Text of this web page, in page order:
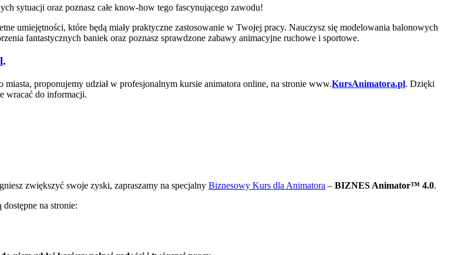
sytuacji oraz poznasz całe know-how tego fascynującego zawodu!
umiejętności, które będą miały praktyczne zastosowanie w Twojej pracy. Nauczysz się modelowania balonowych
fantastycznych baniek oraz poznasz sprawdzone zabawy animacyjne ruchowe i sportowe.
.
proponujemy udział w profesjonalnym kursie animatora online, na stronie www.KursAnimatora.pl. Dzięki
wracać do informacji.
zwiększyć swoje zyski, zapraszamy na specjalny Biznesowy Kurs dla Animatora – BIZNES Animator™ 4.0.
dostępne na stronie: